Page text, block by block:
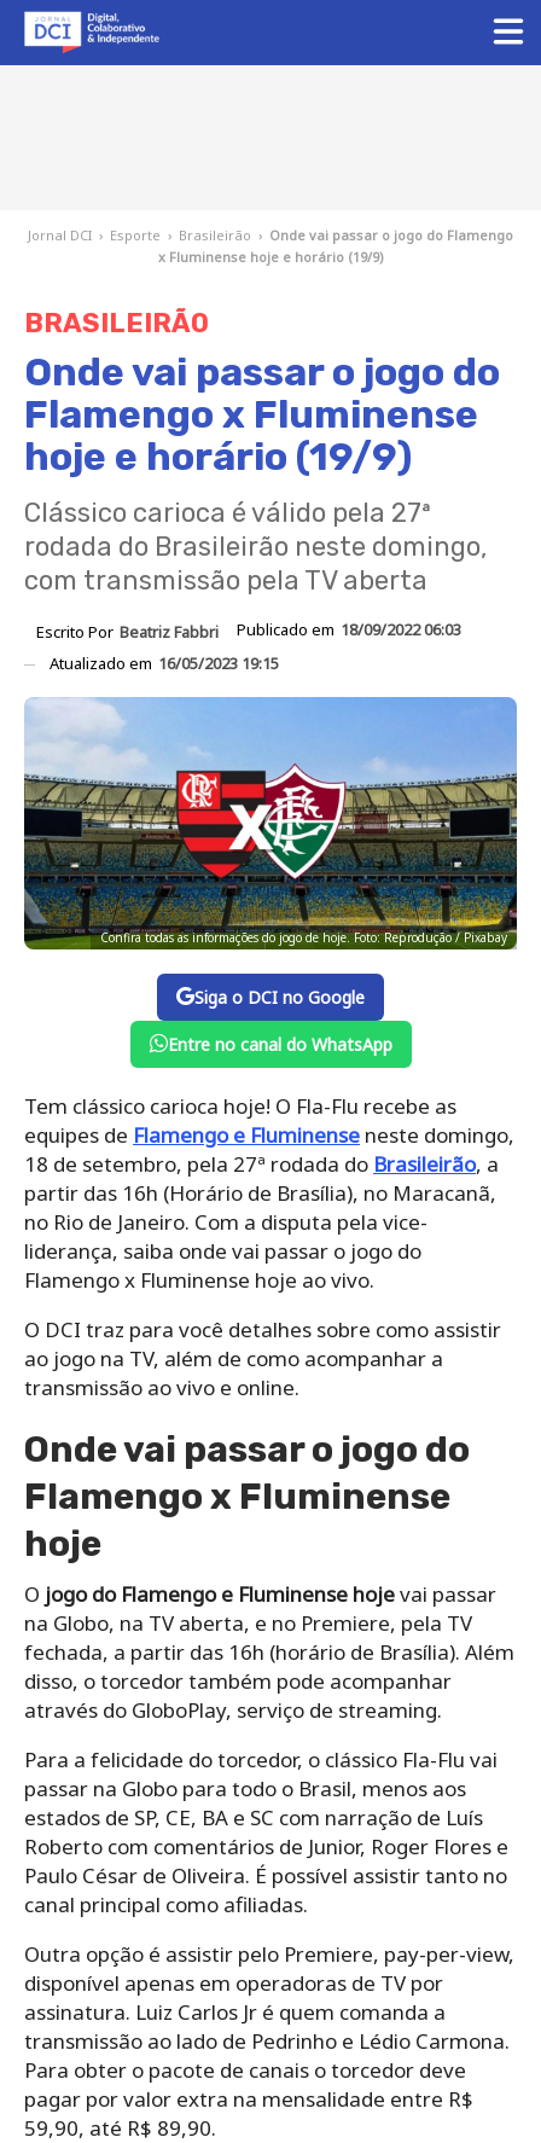
Jornal DCI › Esporte › Brasileirão › Onde vai passar o jogo do Flamengo
x Fluminense hoje e horário (19/9)
BRASILEIRÃO
Onde vai passar o jogo do
Flamengo x Fluminense
hoje e horário (19/9)
Clássico carioca é válido pela 27ª
rodada do Brasileirão neste domingo,
com transmissão pela TV aberta
Escrito Por Beatriz Fabbri Publicado em 18/09/2022 06:03
Atualizado em 16/05/2023 19:15
Confira todas as informações do jogo de hoje. Foto: Reprodução / Pixabay
Siga o DCI no Google
Entre no canal do WhatsApp
Tem clássico carioca hoje! O Fla-Flu recebe as
equipes de Flamengo e Fluminense neste domingo,
18 de setembro, pela 27ª rodada do Brasileirão, a
partir das 16h (Horário de Brasília), no Maracanã,
no Rio de Janeiro. Com a disputa pela vice-
liderança, saiba onde vai passar o jogo do
Flamengo x Fluminense hoje ao vivo.
O DCI traz para você detalhes sobre como assistir
ao jogo na TV, além de como acompanhar a
transmissão ao vivo e online.
Onde vai passar o jogo do
Flamengo x Fluminense
hoje
O jogo do Flamengo e Fluminense hojevai passar
na Globo, na TV aberta, e no Premiere, pela TV
fechada, a partir das 16h (horário de Brasília). Além
disso, o torcedor também pode acompanhar
através do GloboPlay, serviço de streaming.
Para a felicidade do torcedor, o clássico Fla-Flu vai
passar na Globo para todo o Brasil, menos aos
estados de SP, CE, BA e SC com narração de Luís
Roberto com comentários de Junior, Roger Flores e
Paulo César de Oliveira. É possível assistir tanto no
canal principal como afiliadas.
Outra opção é assistir pelo Premiere, pay-per-view,
disponível apenas em operadoras de TV por
assinatura. Luiz Carlos Jr é quem comanda a
transmissão ao lado de Pedrinho e Lédio Carmona.
Para obter o pacote de canais o torcedor deve
pagar por valor extra na mensalidade entre R$
59,90, até R$ 89,90.